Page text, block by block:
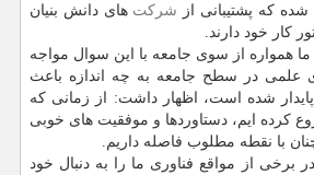
كه پشتیبانی از شركت های دانش بنیان
كار خود دارند.
ما همواره از سوی جامعه با این سوال مواجه
علمی در سطح جامعه به چه اندازه باعث
شده است، اظهار داشت: از زمانی كه
كرده ایم، دستاوردها و موفقیت های خوبی
با نقطه مطلوب فاصله داریم.
در برخی از مواقع فناوری ما را به دنبال خود